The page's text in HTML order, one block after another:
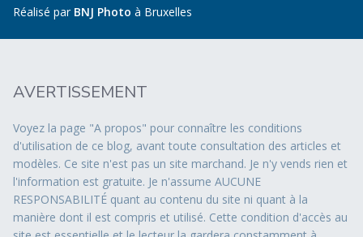
Réalisé par BNJ Photo à Bruxelles
AVERTISSEMENT
Voyez la page "A propos" pour connaître les conditions
d'utilisation de ce blog, avant toute consultation des articles et
modèles. Ce site n'est pas un site marchand. Je n'y vends rien et
l'information est gratuite. Je n'assume AUCUNE
RESPONSABILITÉ quant au contenu du site ni quant à la
manière dont il est compris et utilisé. Cette condition d'accès au